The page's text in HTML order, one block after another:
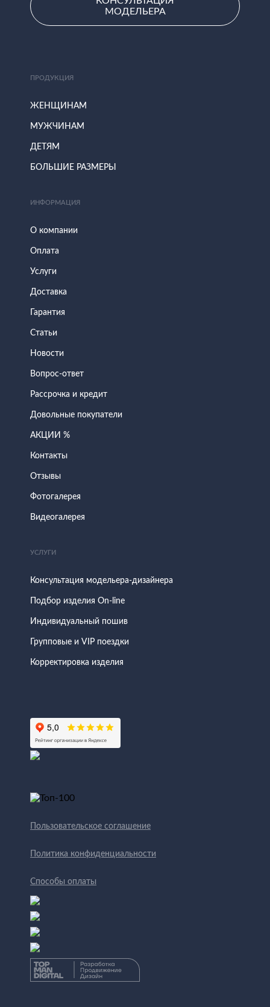
МОДЕЛЬЕРА
ПРОДУКЦИЯ
ЖЕНЩИНАМ
МУЖЧИНАМ
ДЕТЯМ
БОЛЬШИЕ РАЗМЕРЫ
ИНФОРМАЦИЯ
О компании
Оплата
Услуги
Доставка
Гарантия
Статьи
Новости
Вопрос-ответ
Рассрочка и кредит
Довольные покупатели
АКЦИИ %
Контакты
Отзывы
Фотогалерея
Видеогалерея
УСЛУГИ
Консультация модельера-дизайнера
Подбор изделия On-line
Индивидуальный пошив
Групповые и VIP поездки
Корректировка изделия
Пользовательское соглашение
Политика конфиденциальности
Способы оплаты